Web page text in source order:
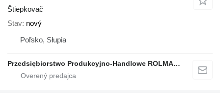
Štiepkovač
Stav nový
Poľsko, Słupia
Przedsiębiorstwo Produkcyjno-Handlowe ROLMAPOL Marcin Dziekan